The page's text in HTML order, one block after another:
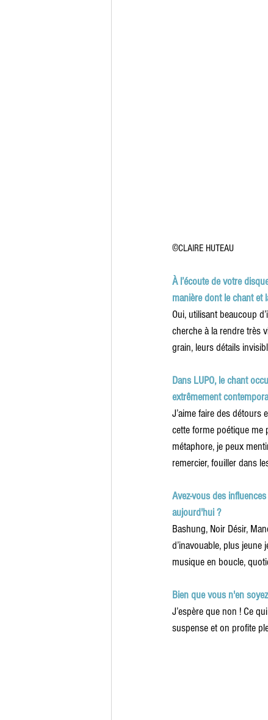
©CLAIRE HUTEAU
À l’écoute de votre
manière dont le chant et
Oui, utilisant beaucoup
cherche à la rendre très
grain, leurs détails
Dans LUPO, le chant
extrêmement
J’aime faire des
cette forme poétique me
métaphore, je peux
remercier, fouiller dans
Avez-vous des
aujourd'hui ?
Bashung, Noir Désir,
d’inavouable, plus jeune
musique en boucle,
Bien que vous n'en
J’espère que non ! Ce
suspense et on profite